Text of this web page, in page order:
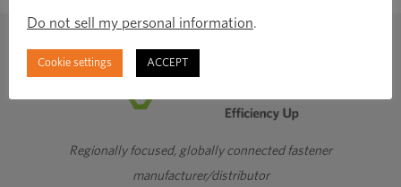
Regionally focused, globally connected fastener
manufacturer/distributor
Do not sell my personal information.
Cookie settings ACCEPT